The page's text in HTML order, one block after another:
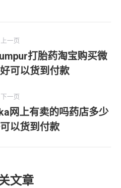
上一页
上
一
打胎药淘宝购买微
可以货到付款
下一页
下
一
文
网上有卖的吗药店多少
以货到付款
文章